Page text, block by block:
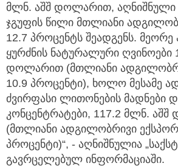
მლნ. აშშ დოლარით,
ჯგუფის წილი მთლიანი
12.7 პროცენტს შეადგენს.
ყურძნის ნატურალური ღვინოები
დოლარით (მთლიანი
10.9 პროცენტი), ხოლო მესამე
ძვირფასი ლითონების მადნები
კონცენტრატები, 117.2 მლნ.
(მთლიანი ადგილობრივი
პროცენტი)“, - აღნიშნულია
გავრცელებულ ინფორმაციაში.